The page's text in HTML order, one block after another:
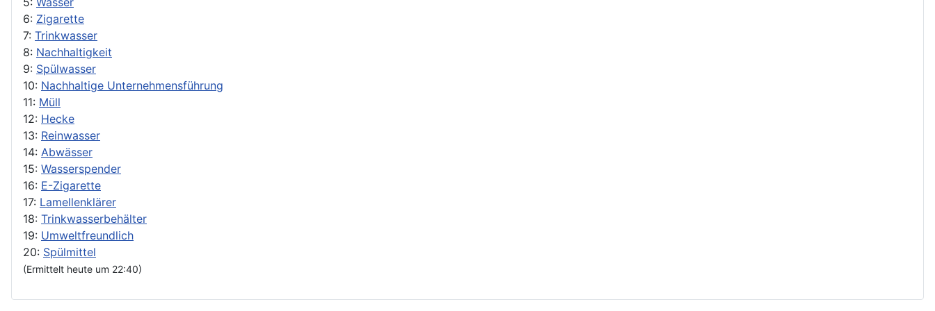
6: Zigarette
7: Trinkwasser
8: Nachhaltigkeit
9: Spülwasser
10: Nachhaltige Unternehmensführung
11: Müll
12: Hecke
13: Reinwasser
14: Abwässer
15: Wasserspender
16: E-Zigarette
17: Lamellenklärer
18: Trinkwasserbehälter
19: Umweltfreundlich
20: Spülmittel
(Ermittelt heute um 22:40)